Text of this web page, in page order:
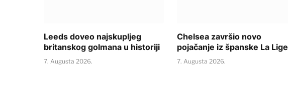
Leeds doveo najskupljeg
britanskog golmana u historiji
7. Augusta 2026.
Chelsea završio novo
pojačanje iz španske La Lige
7. Augusta 2026.